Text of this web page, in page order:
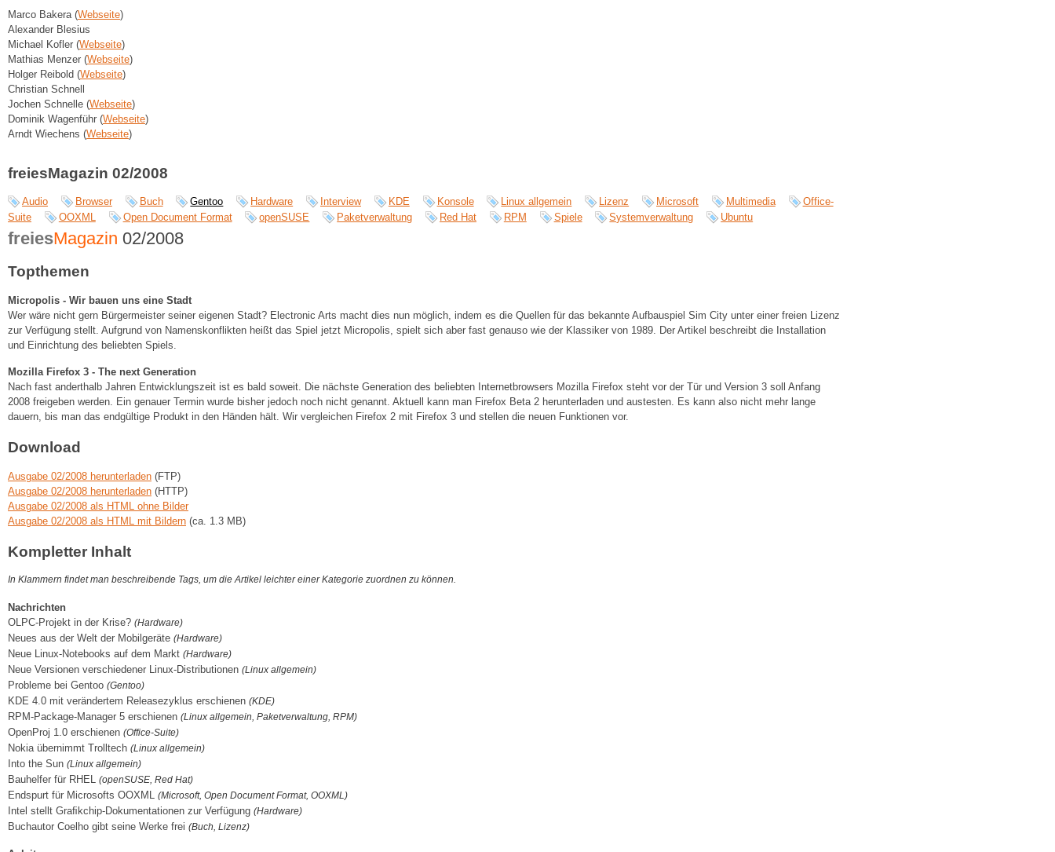
Marco Bakera (Webseite)
Alexander Blesius
Michael Kofler (Webseite)
Mathias Menzer (Webseite)
Holger Reibold (Webseite)
Christian Schnell
Jochen Schnelle (Webseite)
Dominik Wagenführ (Webseite)
Arndt Wiechens (Webseite)
freiesMagazin 02/2008
Audio Browser Buch Gentoo Hardware Interview KDE Konsole Linux allgemein Lizenz Microsoft Multimedia
Office-
Suite
OOXML Open Document Format openSUSE Paketverwaltung Red Hat RPM Spiele Systemverwaltung Ubuntu
freiesMagazin 02/2008
Topthemen
Micropolis - Wir bauen uns eine Stadt
Wer wäre nicht gern Bürgermeister seiner eigenen Stadt? Electronic Arts macht dies nun möglich, indem es die Quellen für das bekannte Aufbauspiel Sim City unter einer freien Lizenz
zur Verfügung stellt. Aufgrund von Namenskonflikten heißt das Spiel jetzt Micropolis, spielt sich aber fast genauso wie der Klassiker von 1989. Der Artikel beschreibt die Installation
und Einrichtung des beliebten Spiels.
Mozilla Firefox 3 - The next Generation
Nach fast anderthalb Jahren Entwicklungszeit ist es bald soweit. Die nächste Generation des beliebten Internetbrowsers Mozilla Firefox steht vor der Tür und Version 3 soll Anfang
2008 freigeben werden. Ein genauer Termin wurde bisher jedoch noch nicht genannt. Aktuell kann man Firefox Beta 2 herunterladen und austesten. Es kann also nicht mehr lange
dauern, bis man das endgültige Produkt in den Händen hält. Wir vergleichen Firefox 2 mit Firefox 3 und stellen die neuen Funktionen vor.
Download
Ausgabe 02/2008 herunterladen (FTP)
Ausgabe 02/2008 herunterladen (HTTP)
Ausgabe 02/2008 als HTML ohne Bilder
Ausgabe 02/2008 als HTML mit Bildern (ca. 1.3 MB)
Kompletter Inhalt
In Klammern findet man beschreibende Tags, um die Artikel leichter einer Kategorie zuordnen zu können.
Nachrichten
OLPC-Projekt in der Krise? (Hardware)
Neues aus der Welt der Mobilgeräte (Hardware)
Neue Linux-Notebooks auf dem Markt (Hardware)
Neue Versionen verschiedener Linux-Distributionen (Linux allgemein)
Probleme bei Gentoo (Gentoo)
KDE 4.0 mit verändertem Releasezyklus erschienen (KDE)
RPM-Package-Manager 5 erschienen (Linux allgemein, Paketverwaltung, RPM)
OpenProj 1.0 erschienen (Office-Suite)
Nokia übernimmt Trolltech (Linux allgemein)
Into the Sun (Linux allgemein)
Bauhelfer für RHEL (openSUSE, Red Hat)
Endspurt für Microsofts OOXML (Microsoft, Open Document Format, OOXML)
Intel stellt Graﬁkchip-Dokumentationen zur Verfügung (Hardware)
Buchautor Coelho gibt seine Werke frei (Buch, Lizenz)